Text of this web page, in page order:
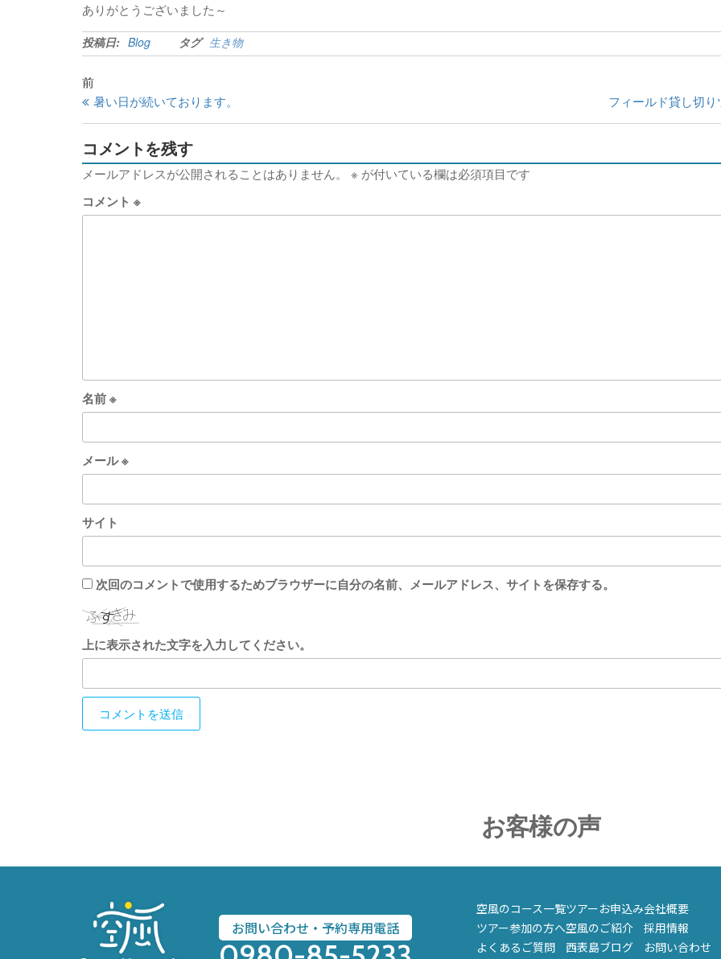
ありがとうございました～
投稿日: Blog タグ 生き物
前
暑い日が続いております。
フィールド貸し切り
コメントを残す
メールアドレスが公開されることはありません。 ※ が付いている欄は必須項目です
コメント ※
名前※
メール※
サイト
次回のコメントで使用するためブラウザーに自分の名前、メールアドレス、サイトを保存する。
上に表示された文字を入力してください。
お客様の声
お問い合わせ・予約専用電話
空風のコース一覧
ツアー参加の方へ
よくあるご質問
ツアーお申込み
空風のご紹介
西表島ブログ
会社概要
採用情報
お問い合わせ